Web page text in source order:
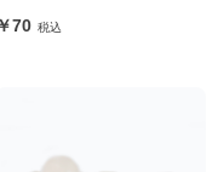
70